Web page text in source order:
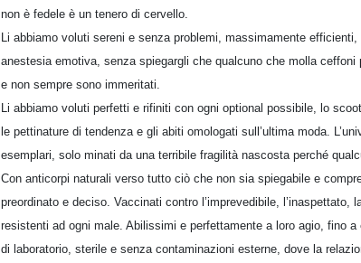
non è fedele è un tenero di cervello.
Li abbiamo voluti sereni e senza problemi, massimamente
anestesia emotiva, senza spiegargli che qualcuno che molla
e non sempre sono immeritati.
Li abbiamo voluti perfetti e rifiniti con ogni optional possibile, lo
le pettinature di tendenza e gli abiti omologati sull’ultima moda.
esemplari, solo minati da una terribile fragilità nascosta perché
Con anticorpi naturali verso tutto ciò che non sia spiegabile e
preordinato e deciso. Vaccinati contro l’imprevedibile,
resistenti ad ogni male. Abilissimi e perfettamente a loro agio, fino
di laboratorio, sterile e senza contaminazioni esterne, dove la